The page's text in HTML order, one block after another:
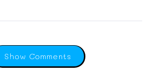
Show Comments